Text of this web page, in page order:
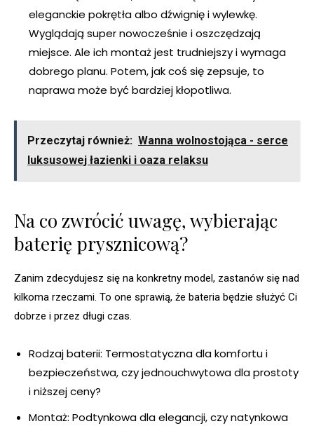
eleganckie pokrętła albo dźwignię i wylewkę.
Wyglądają super nowocześnie i oszczędzają
miejsce. Ale ich montaż jest trudniejszy i wymaga
dobrego planu. Potem, jak coś się zepsuje, to
naprawa może być bardziej kłopotliwa.
Przeczytaj również: Wanna wolnostojąca - serce
luksusowej łazienki i oaza relaksu
Na co zwrócić uwagę, wybierając
baterię prysznicową?
Zanim zdecydujesz się na konkretny model, zastanów się nad
kilkoma rzeczami. To one sprawią, że bateria będzie służyć Ci
dobrze i przez długi czas.
Rodzaj baterii: Termostatyczna dla komfortu i
bezpieczeństwa, czy jednouchwytowa dla prostoty
i niższej ceny?
Montaż: Podtynkowa dla elegancji, czy natynkowa